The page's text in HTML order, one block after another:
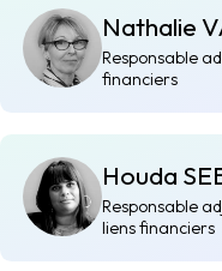
Nathalie
Responsable
financiers
Houda
Responsable
liens financiers